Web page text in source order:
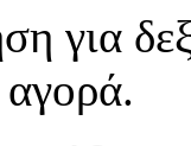
για
αγορά.